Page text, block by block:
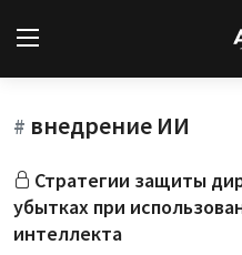
Вход
Новости
Статьи
# внедрение ИИ
Стратегии защиты
убытках при
интеллекта